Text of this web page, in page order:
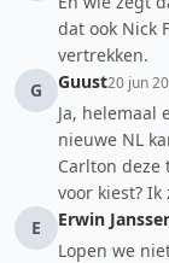
dat ook Nick
vertrekken.
G
Guust20 jun
Ja, helemaal
nieuwe NL
Carlton
voor kiest?
E
Erwin
Lopen we